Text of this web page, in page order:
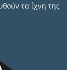
τα ίχνη της